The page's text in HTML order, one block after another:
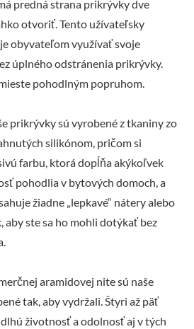
predná strana prikrývky dve
otvoriť. Tento užívateľsky
obyvateľom využívať svoje
úplného odstránenia prikrývky.
pohodlným popruhom.
prikrývky sú vyrobené z tkaniny zo
silikónom, pričom si
farbu, ktorá dopĺňa akýkoľvek
pohodlia v bytových domoch, a
žiadne „lepkavé“ nátery alebo
aby ste sa ho mohli dotýkať bez
aramidovej nite sú naše
tak, aby vydržali. Štyri až päť
životnosť a odolnosť aj v tých